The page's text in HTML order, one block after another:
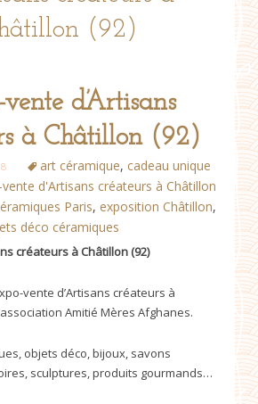
(92)
d’Artisans
à Châtillon (92)
art céramique, cadeau unique
vente d'Artisans créateurs à Châtillon
Paris, exposition Châtillon,
déco céramiques
créateurs à Châtillon (92)
vente d’Artisans créateurs à
Amitié Mères Afghanes.
objets déco, bijoux, savons
sculptures, produits gourmands…